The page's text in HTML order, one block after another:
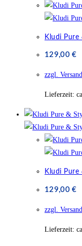
Kludi Pure
129,00€
zzgl.
Lieferzeit:
Kludi Pure
129,00€
zzgl.
Lieferzeit: